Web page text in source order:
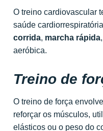
O treino cardiovascular
saúde
corrida, marcha rápida,
aeróbica.
Treino de
O treino de força
reforçar os músculos,
elásticos ou o peso do